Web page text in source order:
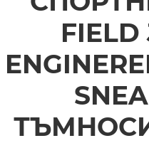
FIELD